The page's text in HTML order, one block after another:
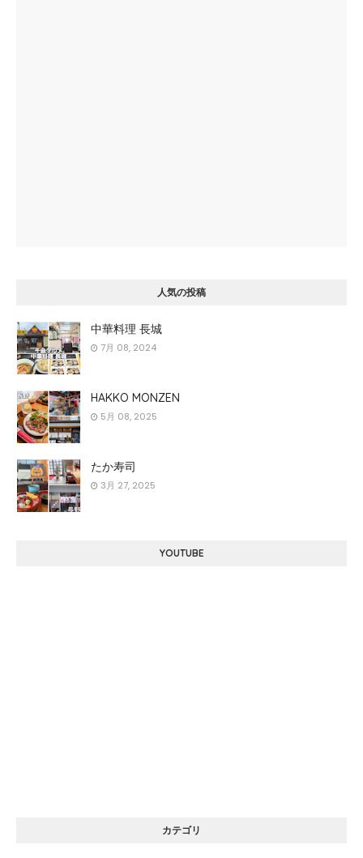
人気の投稿
中華料理 長城
7月 08, 2024
HAKKO MONZEN
5月 08, 2025
たか寿司
3月 27, 2025
YOUTUBE
カテゴリ